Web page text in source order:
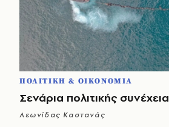
ΠΟΛΙΤΙΚΗ & ΟΙΚΟΝΟΜΙΑ
Σενάρια πολιτικής
Λεωνίδας Καστανάς